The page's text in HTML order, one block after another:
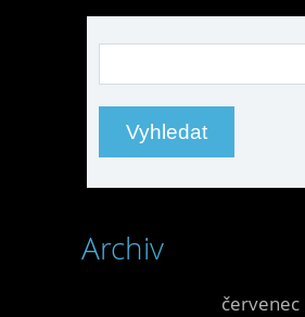
Archiv
červenec